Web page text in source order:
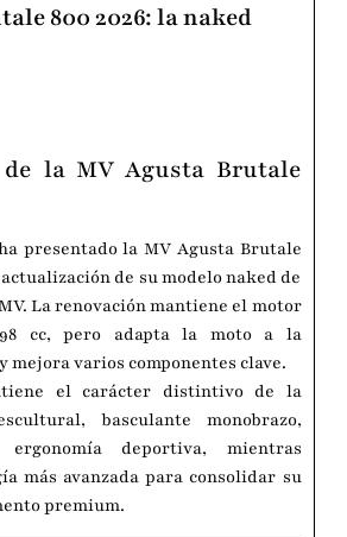
800 2026: la naked
de la MV Agusta Brutale
presentado la MV Agusta Brutale
de su modelo naked de
La renovación mantiene el motor
cc, pero adapta la moto a la
mejora varios componentes clave.
el carácter distintivo de la
basculante monobrazo,
deportiva, mientras
más avanzada para consolidar su
premium.